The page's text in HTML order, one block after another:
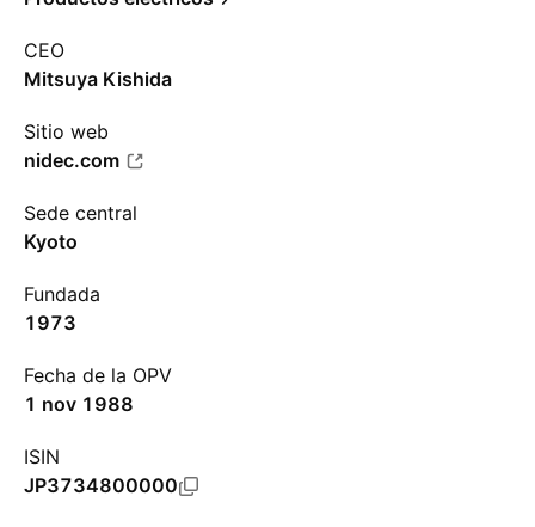
CEO
Mitsuya Kishida
Sitio web
nidec.com
Sede central
Kyoto
Fundada
1973
Fecha de la OPV
1 nov 1988
ISIN
JP3734800000